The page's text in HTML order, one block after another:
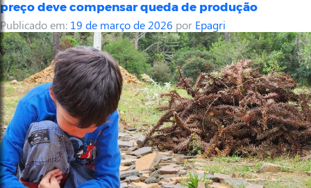
preço deve compensar queda de produção
Publicado em: 19 de março de 2026 por Epagri